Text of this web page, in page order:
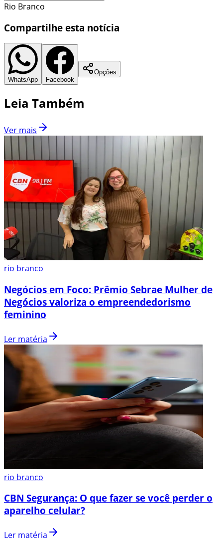
Rio Branco
Compartilhe esta notícia
WhatsApp Facebook
Opções
Leia Também
Ver mais
rio branco
Negócios em Foco: Prêmio Sebrae Mulher de
Negócios valoriza o empreendedorismo
feminino
Ler matéria
rio branco
CBN Segurança: O que fazer se você perder o
aparelho celular?
Ler matéria